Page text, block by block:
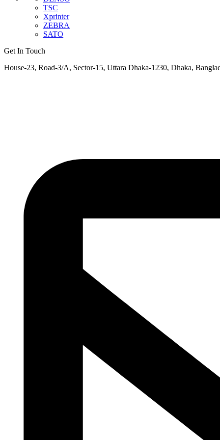
TSC
Xprinter
ZEBRA
SATO
Get In Touch
House-23, Road-3/A, Sector-15, Uttara Dhaka-1230, Dhaka,